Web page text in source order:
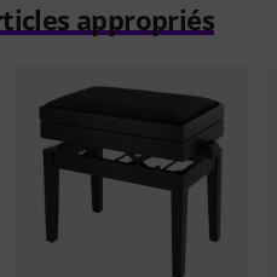
appropriés